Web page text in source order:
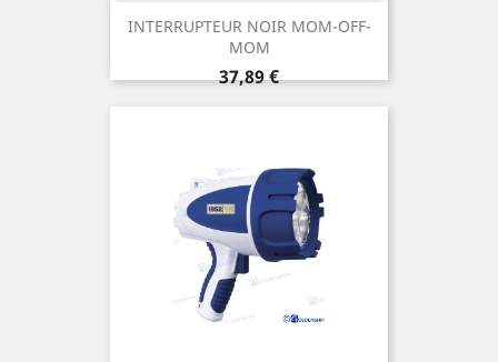
INTERRUPTEUR NOIR MOM-OFF-
MOM
Prix
37,89 €